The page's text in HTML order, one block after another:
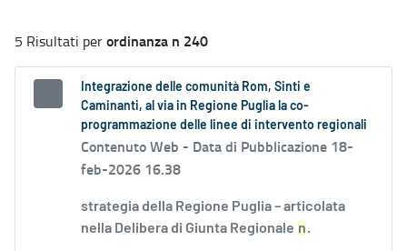
5 Risultati perordinanza n 240
Integrazione delle comunità Rom, Sinti e
Caminanti, al via in Regione Puglia la co-
programmazione delle linee di intervento regionali
Contenuto Web - Data di Pubblicazione 18-
feb-2026 16.38
strategia della Regione Puglia – articolata
nella Delibera di Giunta Regionale n.